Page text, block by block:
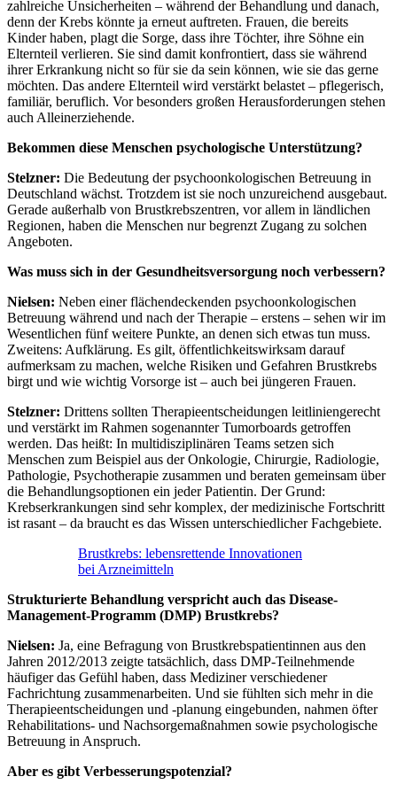
zahlreiche Unsicherheiten – während der Behandlung und danach,
denn der Krebs könnte ja erneut auftreten. Frauen, die bereits
Kinder haben, plagt die Sorge, dass ihre Töchter, ihre Söhne ein
Elternteil verlieren. Sie sind damit konfrontiert, dass sie während
ihrer Erkrankung nicht so für sie da sein können, wie sie das gerne
möchten. Das andere Elternteil wird verstärkt belastet – pflegerisch,
familiär, beruflich. Vor besonders großen Herausforderungen stehen
auch Alleinerziehende.
Bekommen diese Menschen psychologische Unterstützung?
Stelzner: Die Bedeutung der psychoonkologischen Betreuung in
Deutschland wächst. Trotzdem ist sie noch unzureichend ausgebaut.
Gerade außerhalb von Brustkrebszentren, vor allem in ländlichen
Regionen, haben die Menschen nur begrenzt Zugang zu solchen
Angeboten.
Was muss sich in der Gesundheitsversorgung noch verbessern?
Nielsen: Neben einer flächendeckenden psychoonkologischen
Betreuung während und nach der Therapie – erstens – sehen wir im
Wesentlichen fünf weitere Punkte, an denen sich etwas tun muss.
Zweitens: Aufklärung. Es gilt, öffentlichkeitswirksam darauf
aufmerksam zu machen, welche Risiken und Gefahren Brustkrebs
birgt und wie wichtig Vorsorge ist – auch bei jüngeren Frauen.
Stelzner: Drittens sollten Therapieentscheidungen leitliniengerecht
und verstärkt im Rahmen sogenannter Tumorboards getroffen
werden. Das heißt: In multidisziplinären Teams setzen sich
Menschen zum Beispiel aus der Onkologie, Chirurgie, Radiologie,
Pathologie, Psychotherapie zusammen und beraten gemeinsam über
die Behandlungsoptionen ein jeder Patientin. Der Grund:
Krebserkrankungen sind sehr komplex, der medizinische Fortschritt
ist rasant – da braucht es das Wissen unterschiedlicher Fachgebiete.
Brustkrebs: lebensrettende Innovationen
bei Arzneimitteln
Strukturierte Behandlung verspricht auch das Disease-
Management-Programm (DMP) Brustkrebs?
Nielsen: Ja, eine Befragung von Brustkrebspatientinnen aus den
Jahren 2012/2013 zeigte tatsächlich, dass DMP-Teilnehmende
häufiger das Gefühl haben, dass Mediziner verschiedener
Fachrichtung zusammenarbeiten. Und sie fühlten sich mehr in die
Therapieentscheidungen und -planung eingebunden, nahmen öfter
Rehabilitations- und Nachsorgemaßnahmen sowie psychologische
Betreuung in Anspruch.
Aber es gibt Verbesserungspotenzial?